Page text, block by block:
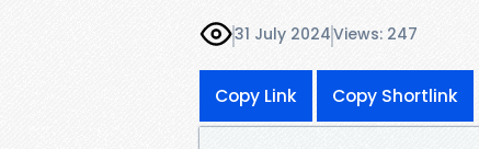
31 July 2024Views: 247
Copy Link Copy Shortlink